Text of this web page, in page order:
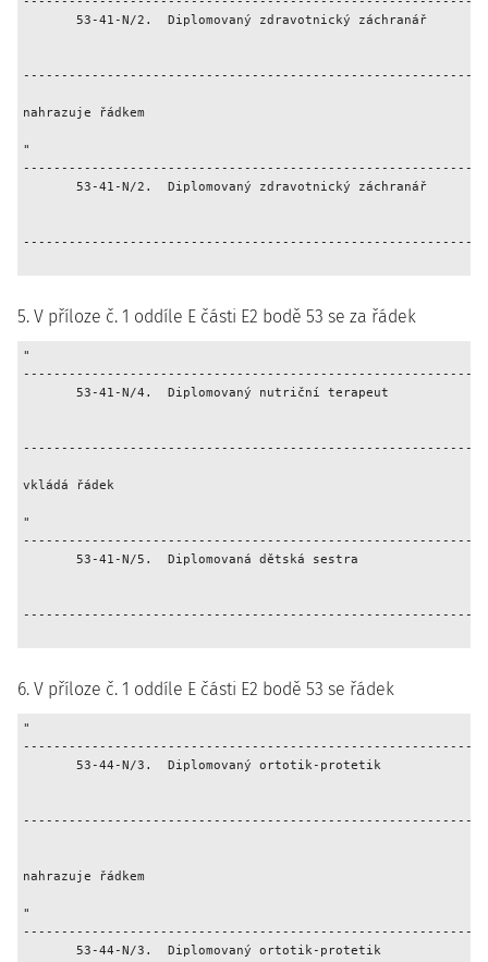
53-41-N/2.  Diplomovaný zdravotnický záchranář
nahrazuje řádkem
"
53-41-N/2.  Diplomovaný zdravotnický záchranář
5. V příloze č. 1 oddíle E části E2 bodě 53 se za řádek
"
53-41-N/4.  Diplomovaný nutriční terapeut
vkládá řádek
"
53-41-N/5.  Diplomovaná dětská sestra
6. V příloze č. 1 oddíle E části E2 bodě 53 se řádek
"
53-44-N/3.  Diplomovaný ortotik-protetik
nahrazuje řádkem
"
53-44-N/3.  Diplomovaný ortotik-protetik